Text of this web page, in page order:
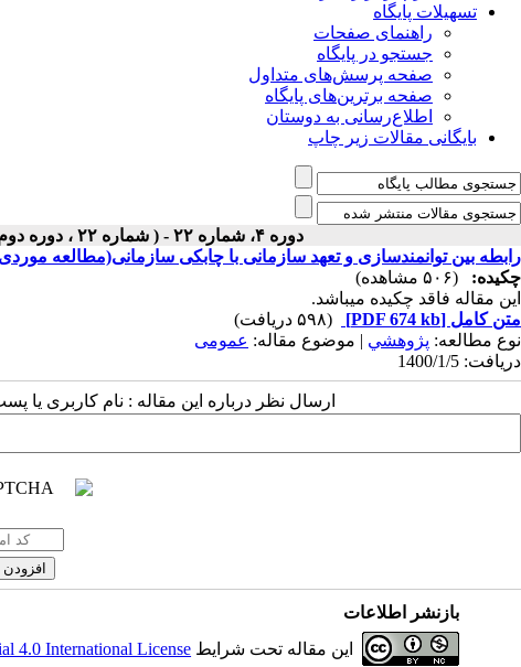
تسهیلات پایگاه
راهنمای صفحات
جستجو در پایگاه
صفحه پرسش‌های متداول
صفحه برترین‌های پایگاه
اطلاع‌رسانی به دوستان
بایگانی مقالات زیر چاپ
دوره ۴، شماره ۲۲ - ( شماره ۲۲ ، دوره دوم ، سال چهارم ، بهار ۱۴۰۰ ۱۴۰۰ )
رابطه بین توانمندسازی و تعهد سازمانی با چابکی سازمانی(مطالعه
چکیده:
(۵۰۶ مشاهده)
این مقاله فاقد چکیده می​باشد.
متن کامل [PDF 674 kb]
(۵۹۸ دریافت)
نوع مطالعه: پژوهشي | موضوع مقاله: عمومى
دریافت: 1400/1/5
ارسال نظر درباره این مقاله : نام کاربری یا
بازنشر اطلاعات
این مقاله تحت شرایط 4.0 International License